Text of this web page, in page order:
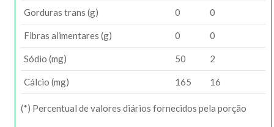
Gorduras trans (g) 0 0
Fibras alimentares (g) 0 0
Sódio (mg) 50 2
Cálcio (mg) 165 16
(*) Percentual de valores diários fornecidos pela porção